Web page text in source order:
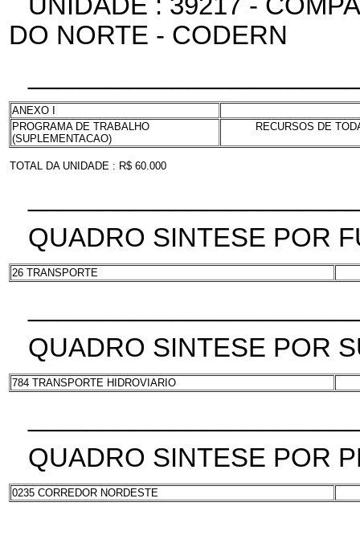
DO NORTE - CODERN
ANEXO I
PROGRAMA DE TRABALHO
(SUPLEMENTACAO)
RECURSOS DE
TOTAL DA UNIDADE : R$ 60.000
QUADRO SINTESE POR
26 TRANSPORTE
QUADRO SINTESE POR
784 TRANSPORTE HIDROVIARIO
QUADRO SINTESE POR
0235 CORREDOR NORDESTE